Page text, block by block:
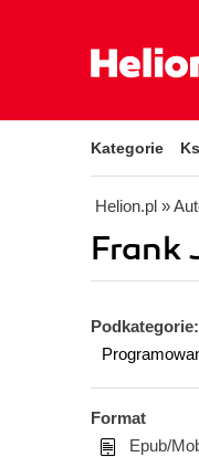
Kategorie
Helion.pl »
Frank
Podkategorie:
Format
Epub/